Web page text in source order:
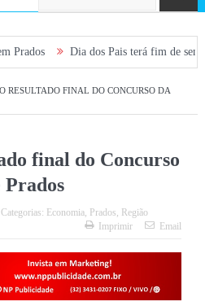
Dia dos Pais terá fim de semana
RESULTADO FINAL DO CONCURSO DA
final do Concurso
Categorias: Economia, Prados, Região
Imprimir
Email